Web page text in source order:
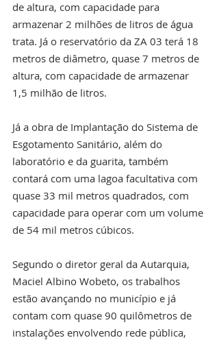
de altura, com capacidade para
armazenar 2 milhões de litros de água
trata. Já o reservatório da ZA 03 terá 18
metros de diâmetro, quase 7 metros de
altura, com capacidade de armazenar
1,5 milhão de litros.
Já a obra de Implantação do Sistema de
Esgotamento Sanitário, além do
laboratório e da guarita, também
contará com uma lagoa facultativa com
quase 33 mil metros quadrados, com
capacidade para operar com um volume
de 54 mil metros cúbicos.
Segundo o diretor geral da Autarquia,
Maciel Albino Wobeto, os trabalhos
estão avançando no município e já
contam com quase 90 quilômetros de
instalações envolvendo rede pública,